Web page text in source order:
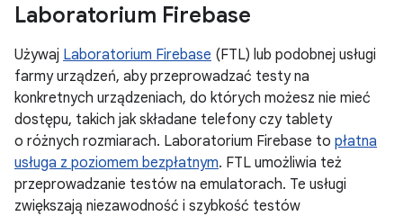
Laboratorium Firebase
Używaj Laboratorium Firebase (FTL) lub podobnej usługi
farmy urządzeń, aby przeprowadzać testy na
konkretnych urządzeniach, do których możesz nie mieć
dostępu, takich jak składane telefony czy tablety
o różnych rozmiarach. Laboratorium Firebase to płatna
usługa z poziomem bezpłatnym. FTL umożliwia też
przeprowadzanie testów na emulatorach. Te usługi
zwiększają niezawodność i szybkość testów